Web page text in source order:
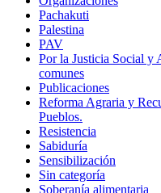
Pachakuti
Palestina
PAV
Por la Justicia Social y
comunes
Publicaciones
Reforma Agraria y
Pueblos.
Resistencia
Sabiduría
Sensibilización
Sin categoría
Soberanía alimentaria